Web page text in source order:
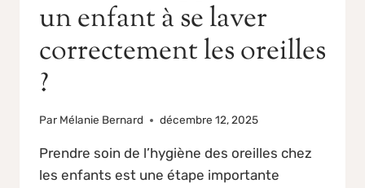
un enfant à se laver
correctement les oreilles
?
Par Mélanie Bernard décembre 12, 2025
Prendre soin de l’hygiène des oreilles chez
les enfants est une étape importante